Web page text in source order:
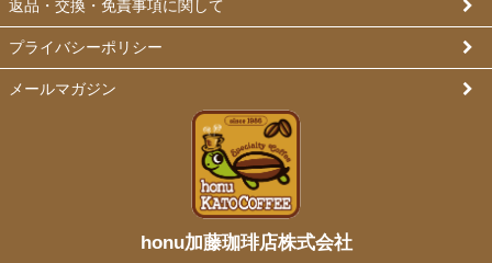
honu加藤珈琲店株式会社
返品・交換・免責事項に関して
プライバシーポリシー
メールマガジン